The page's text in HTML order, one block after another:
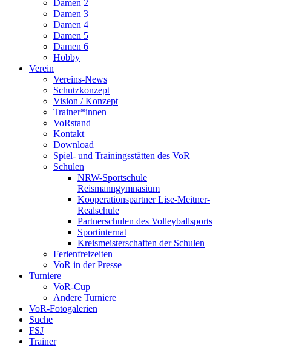
Damen 2
Damen 3
Damen 4
Damen 5
Damen 6
Hobby
Verein
Vereins-News
Schutzkonzept
Vision / Konzept
Trainer*innen
VoRstand
Kontakt
Download
Spiel- und Trainingsstätten des VoR
Schulen
NRW-Sportschule
Reismanngymnasium
Kooperationspartner Lise-Meitner-
Realschule
Partnerschulen des Volleyballsports
Sportinternat
Kreismeisterschaften der Schulen
Ferienfreizeiten
VoR in der Presse
Turniere
VoR-Cup
Andere Turniere
VoR-Fotogalerien
Suche
FSJ
Trainer